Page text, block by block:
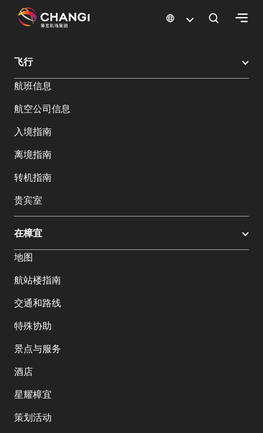
有
宜
网
选
语
言:
樟宜机场 樟宜机场餐饮与购物 樟宜机场购物指南 购物详情
飞行
航班信息
航空公司信息
入境指南
离境指南
转机指南
贵宾室
在樟宜
地图
航站楼指南
交通和路线
特殊协助
景点与服务
酒店
星耀樟宜
策划活动